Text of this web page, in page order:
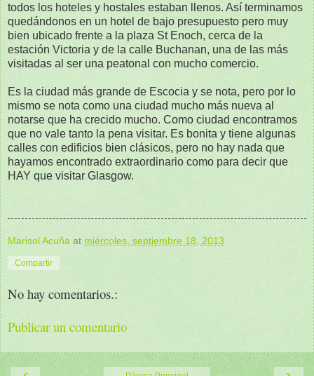
todos los hoteles y hostales estaban llenos. Así terminamos
quedándonos en un hotel de bajo presupuesto pero muy
bien ubicado frente a la plaza St Enoch, cerca de la
estación Victoria y de la calle Buchanan, una de las más
visitadas al ser una peatonal con mucho comercio.
Es la ciudad más grande de Escocia y se nota, pero por lo
mismo se nota como una ciudad mucho más nueva al
notarse que ha crecido mucho. Como ciudad encontramos
que no vale tanto la pena visitar. Es bonita y tiene algunas
calles con edificios bien clásicos, pero no hay nada que
hayamos encontrado extraordinario como para decir que
HAY que visitar Glasgow.
Marisol Acuña at miércoles, septiembre 18, 2013
Compartir
No hay comentarios.:
Publicar un comentario